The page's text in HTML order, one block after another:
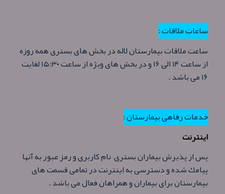
ساعات ملاقات :
ساعت ملاقات بیمارستان لاله در بخش های بستری همه روزه
از ساعت ۱۴ الی ۱۶ و در بخش های ویژه از ساعت ۱۵:۳۰ لغایت
۱۶ می باشد .
خدمات رفاهی بیمارستان :
اینترنت
پس از پذيرش بيماران بستری نام كاربری و رمز عبور به آنها
پيامك شده و دسترسی به اينترنت در تمامی قسمت های
بيمارستان برای بیماران و همراهان فعال می باشد .